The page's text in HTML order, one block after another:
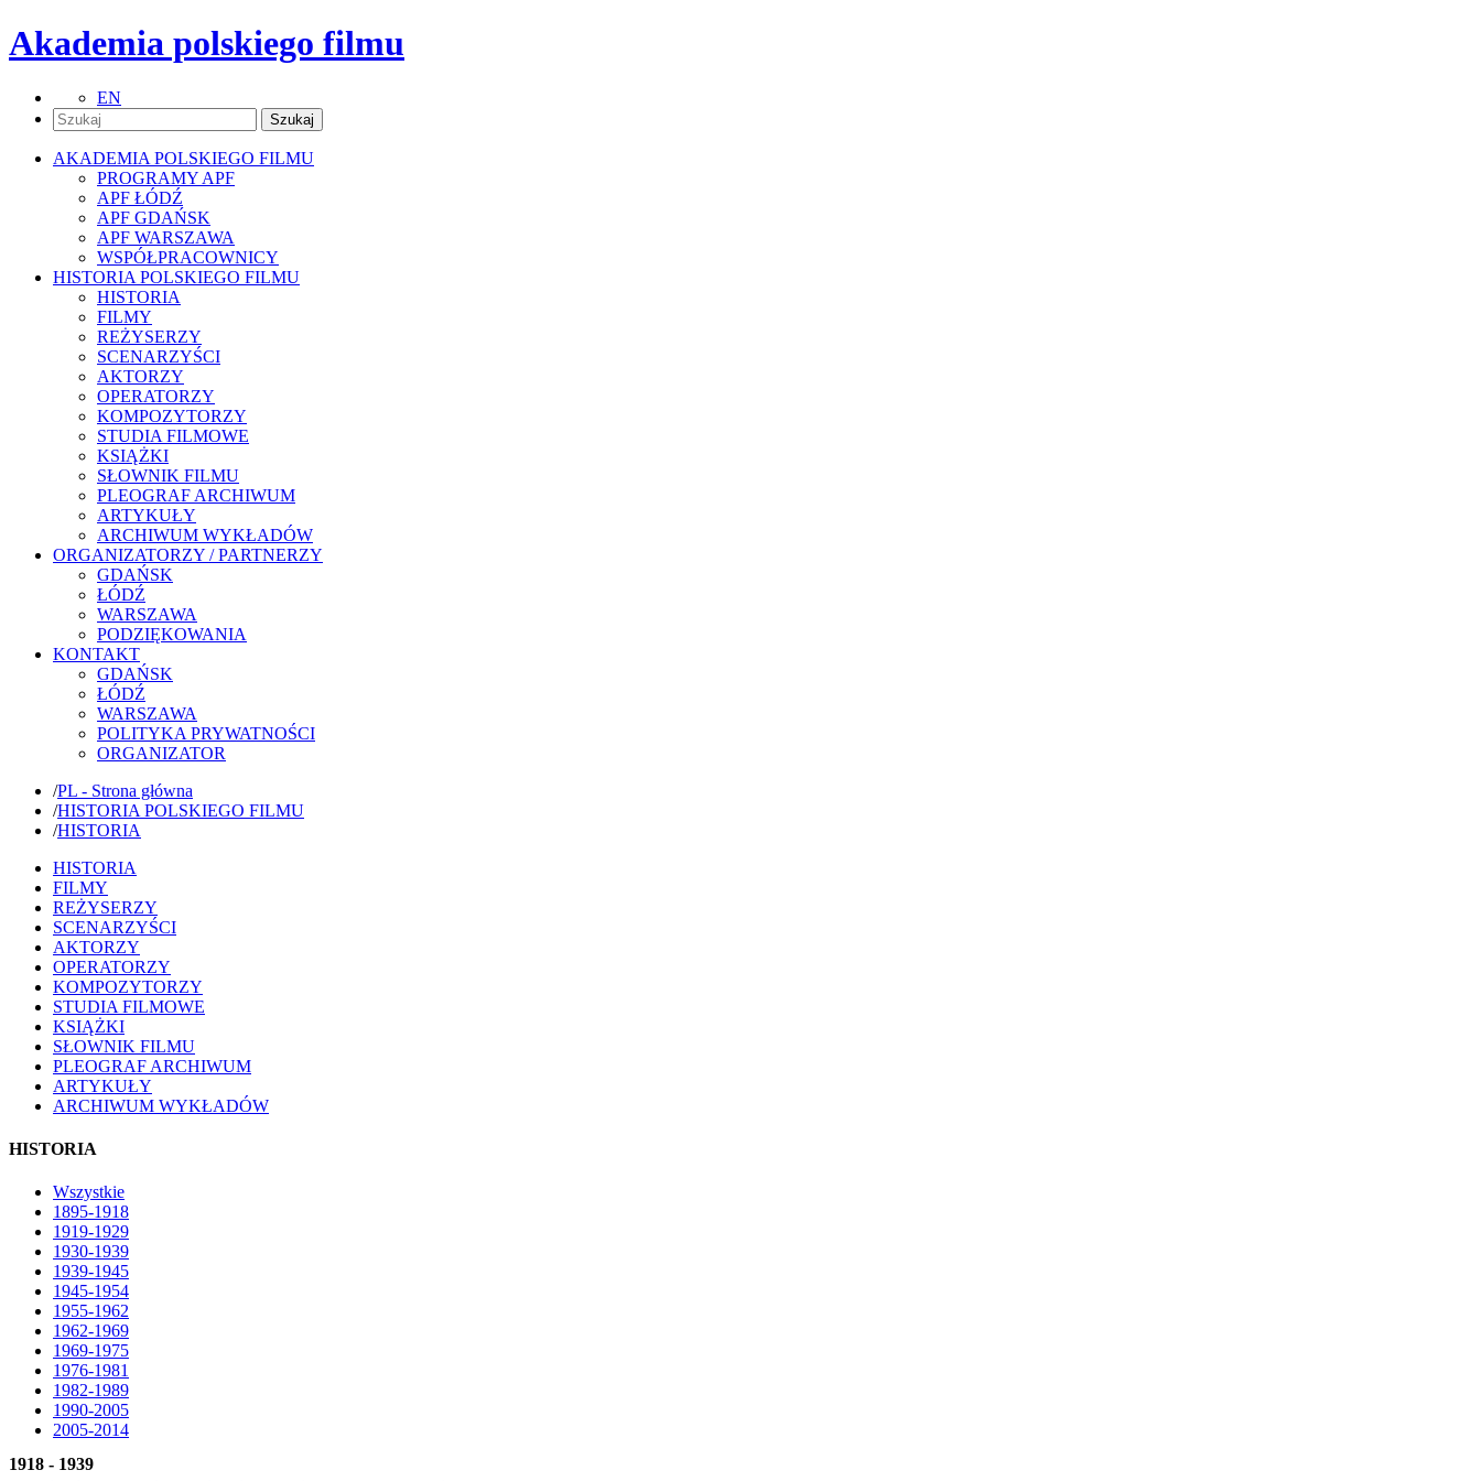
Akademia polskiego filmu
EN
AKADEMIA POLSKIEGO FILMU
PROGRAMY APF
APF ŁÓDŹ
APF GDAŃSK
APF WARSZAWA
WSPÓŁPRACOWNICY
HISTORIA POLSKIEGO FILMU
HISTORIA
FILMY
REŻYSERZY
SCENARZYŚCI
AKTORZY
OPERATORZY
KOMPOZYTORZY
STUDIA FILMOWE
KSIĄŻKI
SŁOWNIK FILMU
PLEOGRAF ARCHIWUM
ARTYKUŁY
ARCHIWUM WYKŁADÓW
ORGANIZATORZY / PARTNERZY
GDAŃSK
ŁÓDŹ
WARSZAWA
PODZIĘKOWANIA
KONTAKT
GDAŃSK
ŁÓDŹ
WARSZAWA
POLITYKA PRYWATNOŚCI
ORGANIZATOR
/PL - Strona główna
/HISTORIA POLSKIEGO FILMU
/HISTORIA
HISTORIA
FILMY
REŻYSERZY
SCENARZYŚCI
AKTORZY
OPERATORZY
KOMPOZYTORZY
STUDIA FILMOWE
KSIĄŻKI
SŁOWNIK FILMU
PLEOGRAF ARCHIWUM
ARTYKUŁY
ARCHIWUM WYKŁADÓW
HISTORIA
Wszystkie
1895-1918
1919-1929
1930-1939
1939-1945
1945-1954
1955-1962
1962-1969
1969-1975
1976-1981
1982-1989
1990-2005
2005-2014
1918 - 1939